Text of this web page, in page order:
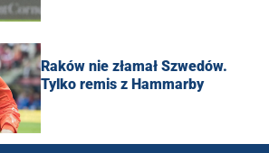
Raków nie złamał Szwedów.
Tylko remis z Hammarby